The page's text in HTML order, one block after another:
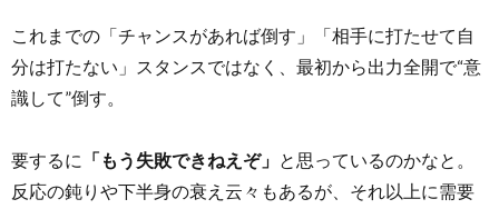
これまでの「チャンスがあれば倒す」「相手に打たせて自
分は打たない」スタンスではなく、最初から出力全開で“意
識して”倒す。
要するに 「もう失敗できねえぞ」 と思っているのかなと。
反応の鈍りや下半身の衰え云々もあるが、それ以上に需要